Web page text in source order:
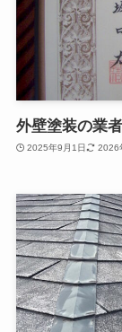
外壁塗装の業
2025年9月1日 2026